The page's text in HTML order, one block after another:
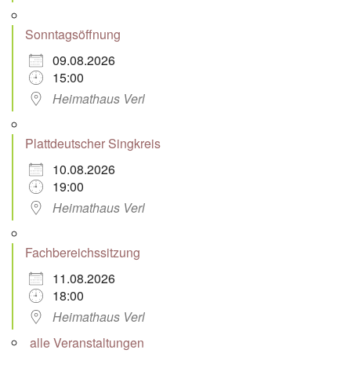
Sonntagsöffnung
09.08.2026
15:00
Heimathaus Verl
Plattdeutscher Singkreis
10.08.2026
19:00
Heimathaus Verl
Fachbereichssitzung
11.08.2026
18:00
Heimathaus Verl
alle Veranstaltungen